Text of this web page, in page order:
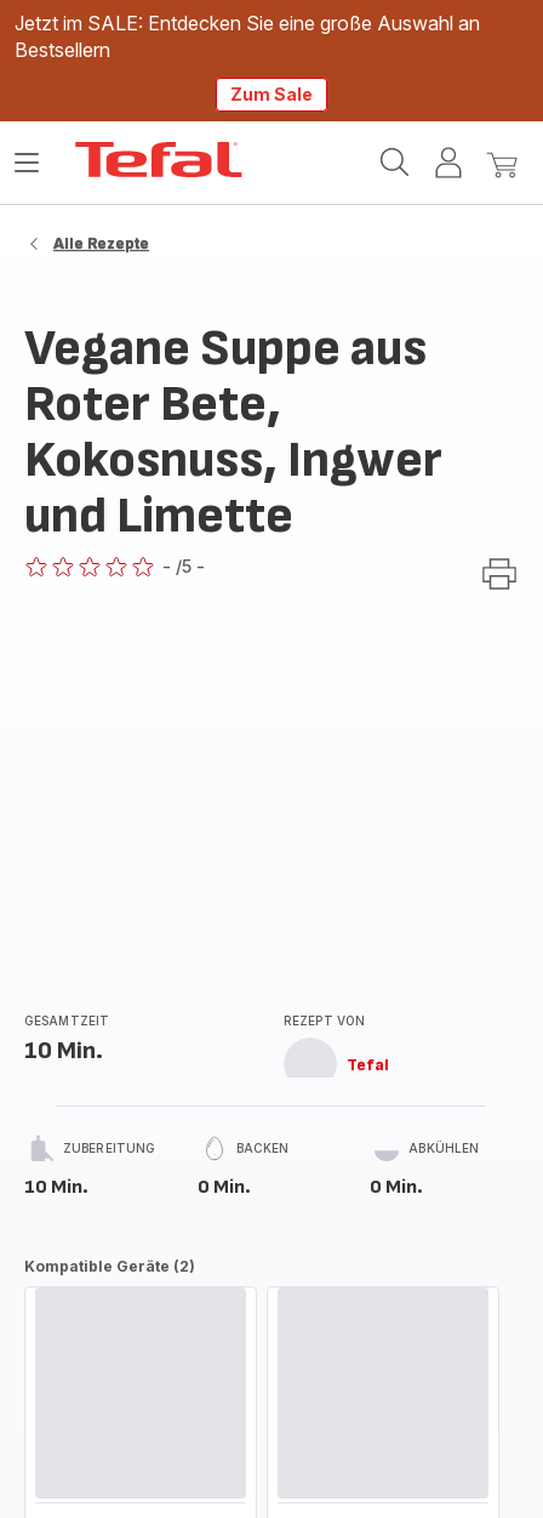
Jetzt im SALE: Entdecken Sie eine große Auswahl an
Bestsellern
Zum Sale
Mein
Mein
Das
Alle Rezepte
Vegane Suppe aus
Roter Bete,
Kokosnuss, Ingwer
und Limette
- /5 -
GESAMTZEIT
10 Min.
REZEPT VON
Tefal
ZUBEREITUNG
10 Min.
BACKEN
0 Min.
ABKÜHLEN
0 Min.
Kompatible Geräte (2)